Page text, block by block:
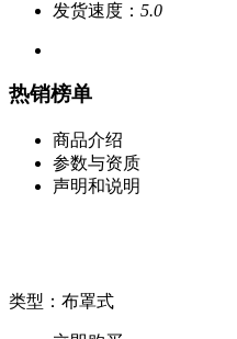
发货速度： 5.0
热销榜单
商品介绍
参数与资质
声明和说明
类型：布罩式